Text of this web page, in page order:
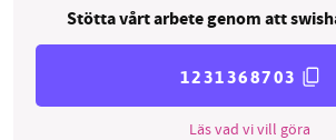
Stötta vårt arbete genom att
1231368703
Läs vad vi vill göra